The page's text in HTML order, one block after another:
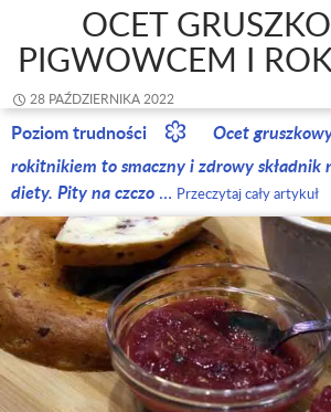
OCET
PIGWOWCEM I
28 PAŹDZIERNIKA 2022
Poziom trudności
Ocet
rokitnikiem to smaczny i zdrowy składnik
diety. Pity na czczo … Przeczytaj cały artykuł